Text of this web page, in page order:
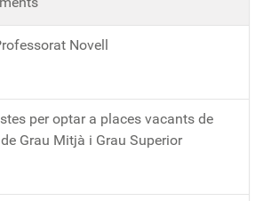
Novell
per optar a places vacants de
Grau Mitjà i Grau Superior